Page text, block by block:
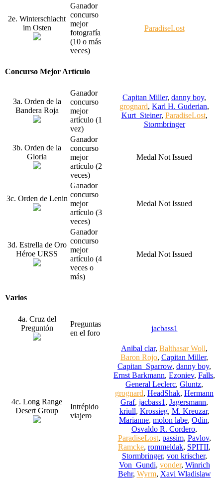
2e. Winterschlacht
im Osten
Ganador
concurso
mejor
fotografía
(10 o más
veces)
ParadiseLost
Concurso Mejor Artículo
3a. Orden de la
Bandera Roja
Ganador
concurso
mejor
artículo (1
vez)
Capitan Miller, danny boy,
grognard, Karl H. Guderian,
Kurt_Steiner, ParadiseLost,
Stormbringer
3b. Orden de la
Gloria
Ganador
concurso
mejor
artículo (2
veces)
Medal Not Issued
3c. Orden de Lenin
Ganador
concurso
mejor
artículo (3
veces)
Medal Not Issued
3d. Estrella de Oro
Héroe URSS
Ganador
concurso
mejor
artículo (4
veces o
más)
Medal Not Issued
Varios
4a. Cruz del
Preguntón
Preguntas
en el foro
jacbass1
4c. Long Range
Desert Group
Intrépido
viajero
Anibal clar, Balthasar Woll,
Baron Rojo, Capitan Miller,
Capitan_Sparrow, danny boy,
Ernst Barkmann, Ezoniev, Falls,
General Leclerc, Gluntz,
grognard, HeadShak, Hermann
Graf, jacbass1 , Jagersmann,
kriull, Krossieg, M. Kreuzar,
Marianne, molon labe, Odin,
Osvaldo R. Cordero,
ParadiseLost, passim, Pavlov,
Ramcke, rommeldak, SPITII,
Stormbringer, von krischer,
Von_Gundi, vonder, Winrich
Behr, Wyrm, Xavi Wladislaw